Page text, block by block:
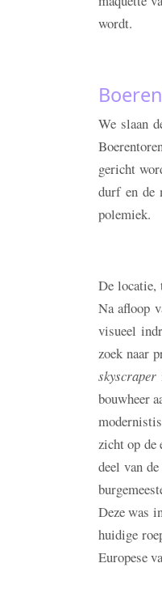
wordt.
We slaan
gericht
durf en de
polemiek.
De locatie,
Na afloop
visueel
zoek naar
skyscraper
bouwheer
zicht op de
deel van
Deze was
huidige
Europese